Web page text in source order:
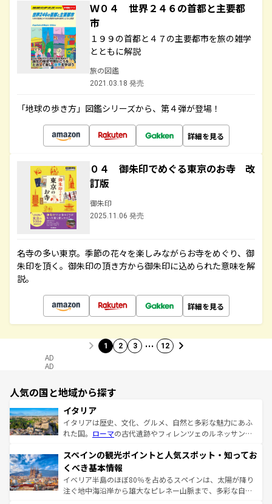
Ｗ０４ 世界２４６の首都と主要都
市
１９９の首都と４７の主要都市を旅の雑学
とともに解説
旅の図鑑
2021.03.18 発売
「地球の歩き方」図鑑シリーズから、第４弾が登場！
詳細を見る
０４ 御朱印でめぐる東京のお寺 改
訂版
御朱印
2025.11.06 発売
名寺の多い東京。季節の花々を楽しみながらお寺をめぐり、御
朱印を頂く。御朱印の頂き方から御朱印に込められた意味を解
説。
詳細を見る
1 2 3 … 12
AD
AD
人気の国と地域から探す
イタリア
イタリアは歴史、文化、グルメ、自然と多彩な魅力にあふ
れた国。 ローマの古代遺跡やフィレンツェのルネッサンス
ろん、トスカーナの美しい田園風景やアマルフィ海岸の絶
景など、自然景観も見逃せない。観光の合間には、本場の
ピザやパスタなど、絶品のイタリア料理を堪能することも
できる。朝目覚めてから夜眠るまで、すべての瞬間を楽し
スペインの観光ポイントと人気スポット・知ってお
くべき基本情報
イベリア半島のほぼ80％を占めるスペインは、太陽が降り
注ぐ地中海沿岸から雄大なピレネー山脈まで、多彩な自然